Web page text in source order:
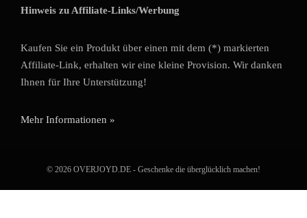
Hinweis zu Affiliate-Links/Werbung
Kaufen Sie ein Produkt über einen mit dem (*) markierten
Affiliate-Link, erhalten wir eine kleine Provision. Wir danken
Ihnen für Ihre Unterstützung!
Mehr Informationen »
© 2026 OVERJOYD.DE - Geschenke die überglücklich machen!